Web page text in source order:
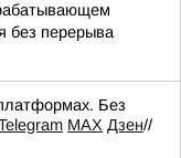
без перерыва
Без
MAX Дзен//